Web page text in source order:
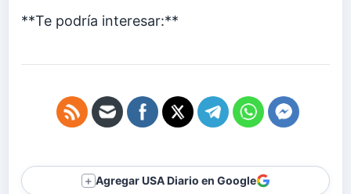
**Te podría interesar:**
＋ Agregar USA Diario en Google